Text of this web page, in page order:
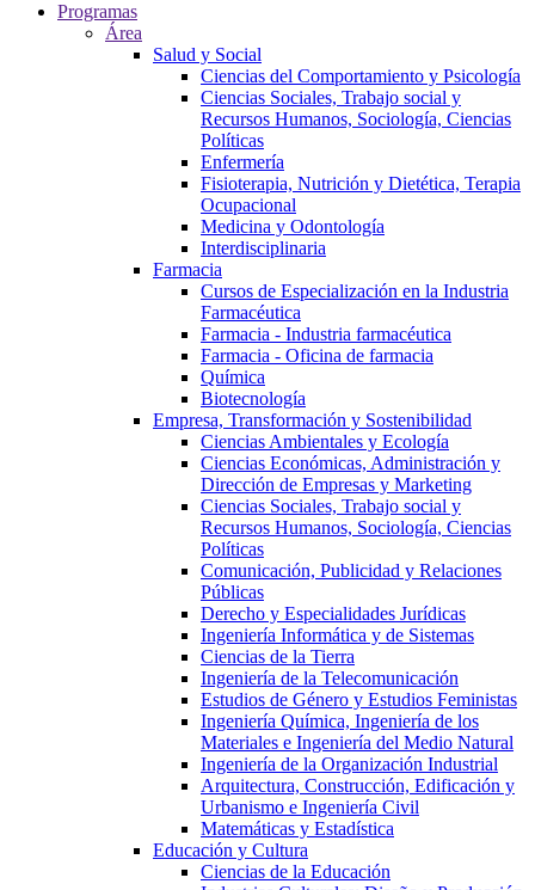
Programas
Área
Salud y Social
Ciencias del Comportamiento y Psicología
Ciencias Sociales, Trabajo social y
Recursos Humanos, Sociología, Ciencias
Políticas
Enfermería
Fisioterapia, Nutrición y Dietética, Terapia
Ocupacional
Medicina y Odontología
Interdisciplinaria
Farmacia
Cursos de Especialización en la Industria
Farmacéutica
Farmacia - Industria farmacéutica
Farmacia - Oficina de farmacia
Química
Biotecnología
Empresa, Transformación y Sostenibilidad
Ciencias Ambientales y Ecología
Ciencias Económicas, Administración y
Dirección de Empresas y Marketing
Ciencias Sociales, Trabajo social y
Recursos Humanos, Sociología, Ciencias
Políticas
Comunicación, Publicidad y Relaciones
Públicas
Derecho y Especialidades Jurídicas
Ingeniería Informática y de Sistemas
Ciencias de la Tierra
Ingeniería de la Telecomunicación
Estudios de Género y Estudios Feministas
Ingeniería Química, Ingeniería de los
Materiales e Ingeniería del Medio Natural
Ingeniería de la Organización Industrial
Arquitectura, Construcción, Edificación y
Urbanismo e Ingeniería Civil
Matemáticas y Estadística
Educación y Cultura
Ciencias de la Educación